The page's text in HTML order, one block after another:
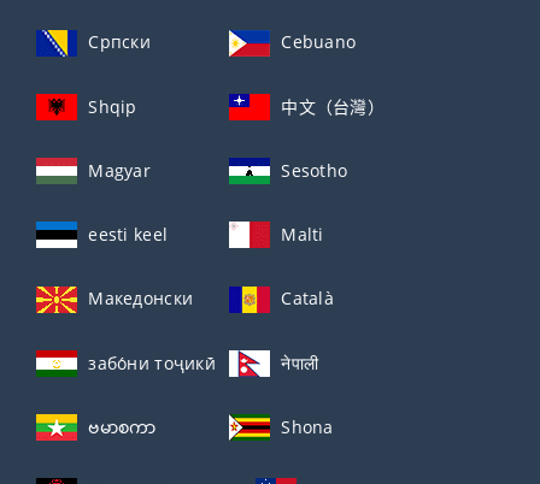
Српски Cebuano
Shqip 中文（台灣）
Magyar Sesotho
eesti keel Malti
Македонски Català
забо́ни тоҷикӣ́ नेपाली
ဗမာစကာ Shona